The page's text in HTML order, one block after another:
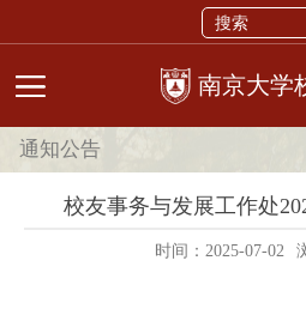
通知公告
校友事务与发展工作处
时间：2025-07-02